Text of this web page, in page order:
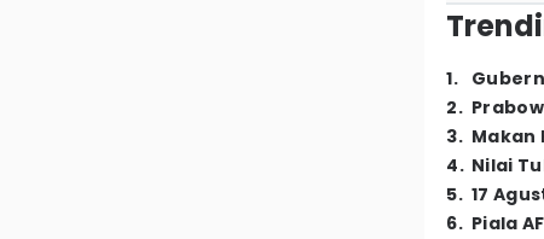
1.
2.
3. Makan
4. Nilai
5. 17
6. Piala